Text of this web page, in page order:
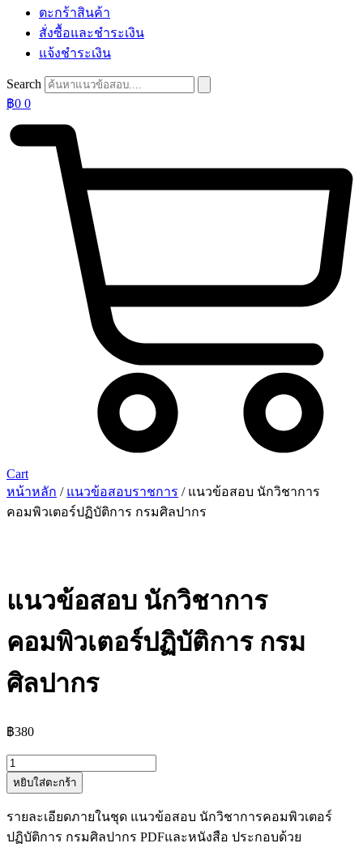
ตะกร้าสินค้า
สั่งซื้อและชำระเงิน
แจ้งชำระเงิน
Search
฿0 0
Cart
หน้าหลัก / แนวข้อสอบราชการ / แนวข้อสอบ นักวิชาการ
คอมพิวเตอร์ปฏิบัติการ กรมศิลปากร
แนวข้อสอบ นักวิชาการ
คอมพิวเตอร์ปฏิบัติการ กรม
ศิลปากร
฿380
จำนวน
แนว
นัก
วิชาการ
หยิบใส่ตะกร้า
รายละเอียดภายในชุด แนวข้อสอบ นักวิชาการคอมพิวเตอร์
ปฏิบัติการ กรมศิลปากร PDFและหนังสือ ประกอบด้วย